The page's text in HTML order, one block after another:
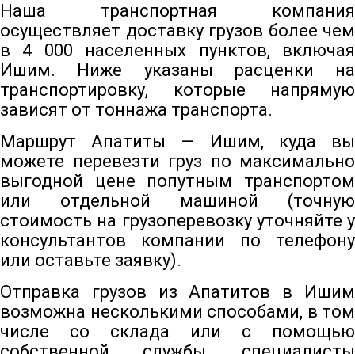
Наша транспортная компания
осуществляет доставку грузов более чем
в 4 000 населенных пунктов, включая
Ишим. Ниже указаны расценки на
транспортировку, которые напрямую
зависят от тоннажа транспорта.
Маршрут Апатиты — Ишим, куда вы
можете перевезти груз по максимально
выгодной цене попутным транспортом
или отдельной машиной (точную
стоимость на грузоперевозку уточняйте у
консультантов компании по телефону
или оставьте заявку).
Отправка грузов из Апатитов в Ишим
возможна несколькими способами, в том
числе со склада или с помощью